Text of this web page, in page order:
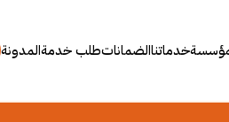
خدماتناالضماناتطلب خدمةالمدونة